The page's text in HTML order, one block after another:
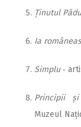
Ținutul
Ia
Simplu‑
Principii și
Muzeul